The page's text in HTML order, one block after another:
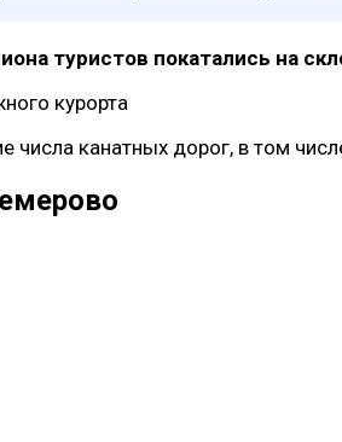
туристов покатались на
числа канатных дорог, в том